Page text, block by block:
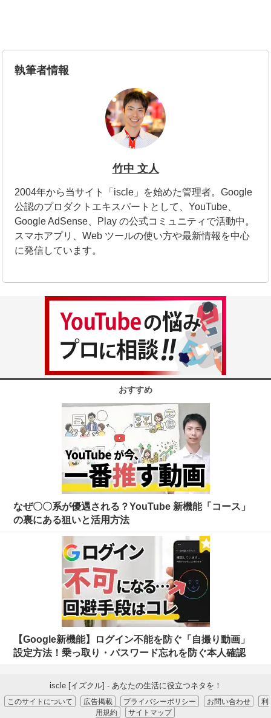
執筆者情報
竹中 文人
2004年から当サイト「iscle」を始めた管理者。Google
公認のプロダクトエキスパートとして、YouTube、
Google AdSense、Play の公式コミュニティで活動中。
スマホアプリ、Web ツールの使い方や最新情報を中心
に発信しています。
おすすめ
なぜ〇〇系が優遇される？YouTube 新機能「コース」
の裏にある狙いと活用方法
【Google新機能】ログイン不能を防ぐ「自撮り動画」
設定方法！乗っ取り・パスワード忘れを防ぐ本人確認
iscle [イズクル] - あなたの生活に役立つネタを！
このサイトについて 広告掲載 プライバシーポリシー お問い合わせ
利
用規約
サイトマップ